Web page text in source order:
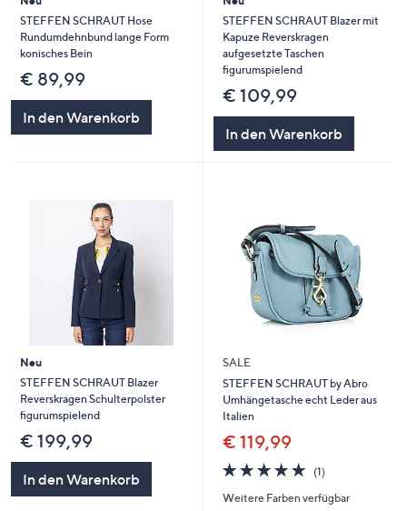
STEFFEN SCHRAUT Hose
Rundumdehnbund lange Form
konisches Bein
€ 89,99
In den Warenkorb
STEFFEN SCHRAUT Blazer mit
Kapuze Reverskragen
aufgesetzte Taschen
figurumspielend
€ 109,99
In den Warenkorb
Neu
STEFFEN SCHRAUT Blazer
Reverskragen Schulterpolster
figurumspielend
€ 199,99
In den Warenkorb
SALE
STEFFEN SCHRAUT by Abro
Umhängetasche echt Leder aus
Italien
€ 119,99
5.0
von
5
(1)1
Weitere Farben verfügbar